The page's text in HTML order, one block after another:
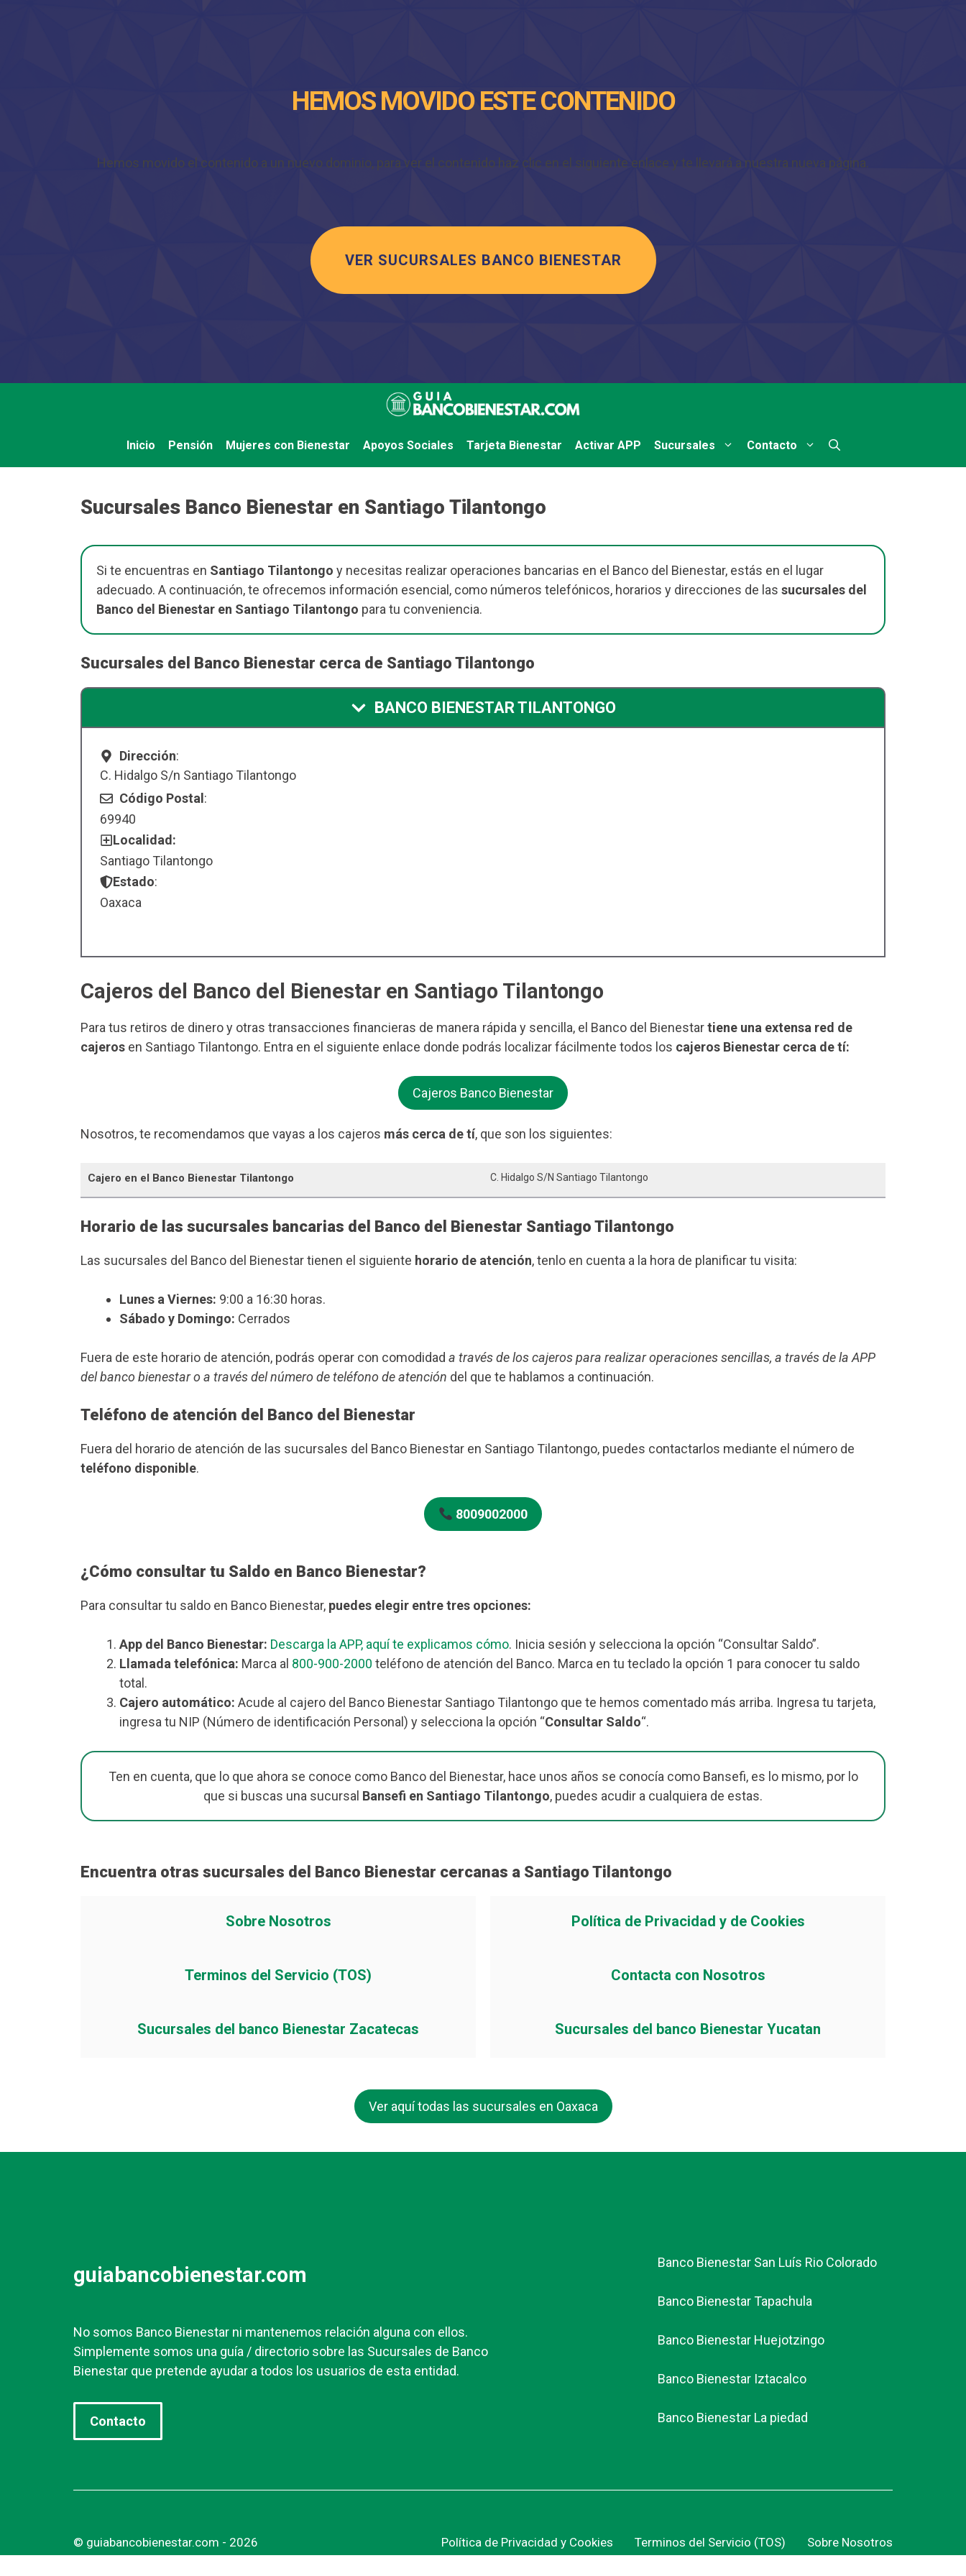
HEMOS MOVIDO ESTE CONTENIDO
Hemos movido el contenido a un nuevo dominio, para ver el contenido haz clic en el siguiente enlace y te llevará a nuestra nueva página.
VER SUCURSALES BANCO BIENESTAR
Inicio Pensión Mujeres con Bienestar Apoyos Sociales Tarjeta Bienestar Activar APP Sucursales Contacto
Sucursales Banco Bienestar en Santiago Tilantongo
Si te encuentras en Santiago Tilantongo y necesitas realizar operaciones bancarias en el Banco del Bienestar, estás en el lugar
adecuado. A continuación, te ofrecemos información esencial, como números telefónicos, horarios y direcciones de las sucursales del
Banco del Bienestar en Santiago Tilantongo para tu conveniencia.
Sucursales del Banco Bienestar cerca de Santiago Tilantongo
BANCO BIENESTAR TILANTONGO
Dirección:
C. Hidalgo S/n Santiago Tilantongo
Código Postal :
69940
Localidad:
Santiago Tilantongo
Estado:
Oaxaca
Cajeros del Banco del Bienestar en Santiago Tilantongo
Para tus retiros de dinero y otras transacciones financieras de manera rápida y sencilla, el Banco del Bienestartiene una extensa red de
cajeros en Santiago Tilantongo. Entra en el siguiente enlace donde podrás localizar fácilmente todos los cajeros Bienestar cerca de tí:
Cajeros Banco Bienestar
Nosotros, te recomendamos que vayas a los cajeros más cerca de tí, que son los siguientes:
Cajero en el Banco Bienestar Tilantongo C. Hidalgo S/n Santiago Tilantongo
Horario de las sucursales bancarias del Banco del Bienestar Santiago Tilantongo
Las sucursales del Banco del Bienestar tienen el siguiente horario de atención, tenlo en cuenta a la hora de planificar tu visita:
Lunes a Viernes: 9:00 a 16:30 horas.
Sábado y Domingo: Cerrados
Fuera de este horario de atención, podrás operar con comodidad a través de los cajeros para realizar operaciones sencillas, a través de la APP
del banco bienestar o a través del número de teléfono de atención del que te hablamos a continuación.
Teléfono de atención del Banco del Bienestar
Fuera del horario de atención de las sucursales del Banco Bienestar en Santiago Tilantongo, puedes contactarlos mediante el número de
teléfono disponible.
8009002000
¿Cómo consultar tu Saldo en Banco Bienestar?
Para consultar tu saldo en Banco Bienestar, puedes elegir entre tres opciones:
App del Banco Bienestar: Descarga la APP, aquí te explicamos cómo. Inicia sesión y selecciona la opción “Consultar Saldo”.
Llamada telefónica: Marca al 800-900-2000 teléfono de atención del Banco. Marca en tu teclado la opción 1 para conocer tu saldo
total.
Cajero automático: Acude al cajero del Banco Bienestar Santiago Tilantongo que te hemos comentado más arriba. Ingresa tu tarjeta,
ingresa tu NIP (Número de identificación Personal) y selecciona la opción “Consultar Saldo“.
Ten en cuenta, que lo que ahora se conoce como Banco del Bienestar, hace unos años se conocía como Bansefi, es lo mismo, por lo
que si buscas una sucursal Bansefi en Santiago Tilantongo, puedes acudir a cualquiera de estas.
Encuentra otras sucursales del Banco Bienestar cercanas a Santiago Tilantongo
Sobre Nosotros Política de Privacidad y de Cookies
Terminos del Servicio (TOS) Contacta con Nosotros
Sucursales del banco Bienestar Zacatecas Sucursales del banco Bienestar Yucatan
Ver aquí todas las sucursales en Oaxaca
guiabancobienestar.com
No somos Banco Bienestar ni mantenemos relación alguna con ellos.
Simplemente somos una guía / directorio sobre las Sucursales de Banco
Bienestar que pretende ayudar a todos los usuarios de esta entidad.
Contacto
Banco Bienestar San Luís Rio Colorado
Banco Bienestar Tapachula
Banco Bienestar Huejotzingo
Banco Bienestar Iztacalco
Banco Bienestar La piedad
© guiabancobienestar.com - 2026 Política de Privacidad y Cookies Terminos del Servicio (TOS) Sobre Nosotros